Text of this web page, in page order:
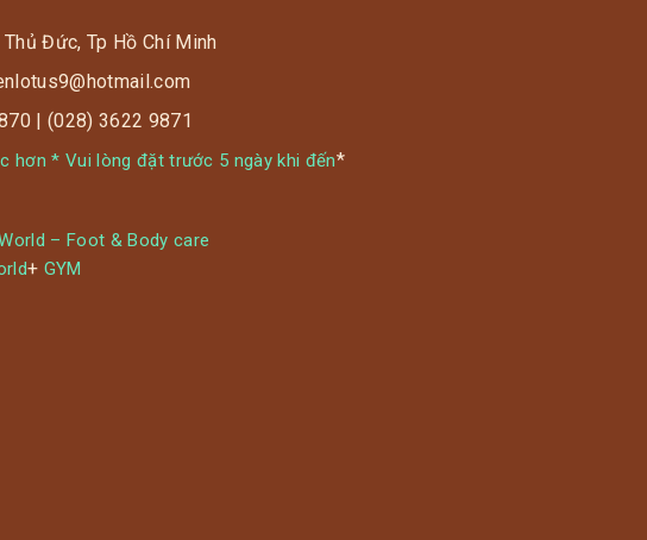
sứcĐức, Tp Hồ Chí Minh
| (028) 3622 9871
hơn * Vui lòng đặt trước 5 ngày khi đến*
– Foot & Body care
+ GYM